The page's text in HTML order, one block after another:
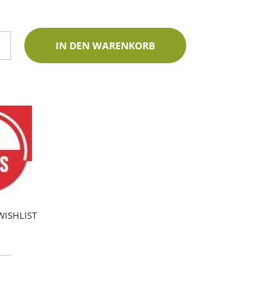
Reifenglanz (500ml) Menge
IN DEN WARENKORB